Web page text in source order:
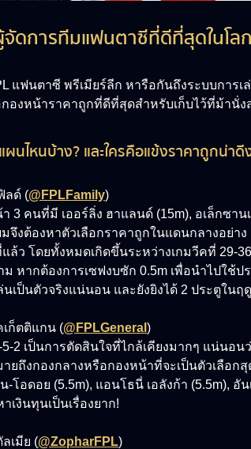
ดการทีมแฟนตาซีที่ดีที่สุดในโล
แฟนตาซี พรีเมียร์ลีก หารือกันถึงระบบกา
องหน้าราคาถูกที่ดีที่สุดสำหรับเก็บไว้ที่ม้านั่ง
ผนไหนบ้าง? และใครคือแข้งราคาถูกน่าดี
ลด์ (@FPLFamily)
3 คนที่มี เออร์ลิ่ง ฮาแลนด์ (15m), อเล็กซา
จึงต้องหาตัวเลือกราคาถูกในแดนกลางอย่า
ล้ว โดยทั้งหมดเกิดขึ้นระหว่างเกมวีคที่ 29-
ม หากต้องการเซฟงบซัก 0.5m เพื่อนำไปใช้
นเป็นตัวจริงแน่นอน และยังยิงได้ 2 ประตูในฤ
ก็ตติแกน (@FPLGeneral )
5-2 เป็นการตัดสินใจที่ไกล้เคียงมากๆ แน่น
ยถึงกองกลางหรือกองหน้าที่จะเป็นตัวเลือก
โอดอย (5.5m), แอนโธนี่ เอลังก้า (5.5m), อั
าเงินทุนเป็นเรื่องยาก!
เมีย (@ZopharFPL)